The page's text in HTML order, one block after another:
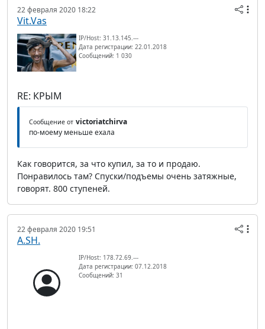
22 февраля 2020 18:22
Vit.Vas
IP/Host: 31.13.145.---
Дата регистрации: 22.01.2018
Сообщений: 1 030
RE: КРЫМ
Сообщение от victoriatchirva
по-моему меньше ехала
Как говорится, за что купил, за то и продаю.
Понравилось там? Спуски/подъемы очень затяжные,
говорят. 800 ступеней.
22 февраля 2020 19:51
A.SH.
IP/Host: 178.72.69.---
Дата регистрации: 07.12.2018
Сообщений: 31